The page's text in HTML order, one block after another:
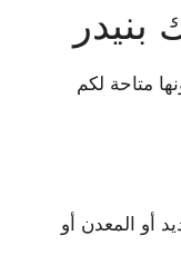
متاحة لكم
أو المعدن أو